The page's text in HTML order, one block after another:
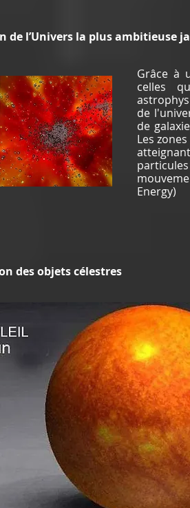
de l’Univers la plus ambitieuse
Grâce à
celles
de
de
Les
Energy)
des objets célestres